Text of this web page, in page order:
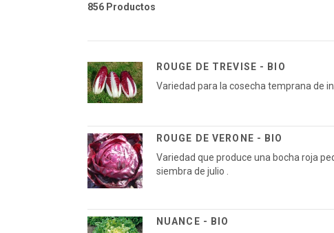
856 Productos
ROUGE DE TREVISE - BIO
Variedad para la cosecha temprana de
ROUGE DE VERONE - BIO
Variedad que produce una bocha roja
siembra de julio .
NUANCE - BIO